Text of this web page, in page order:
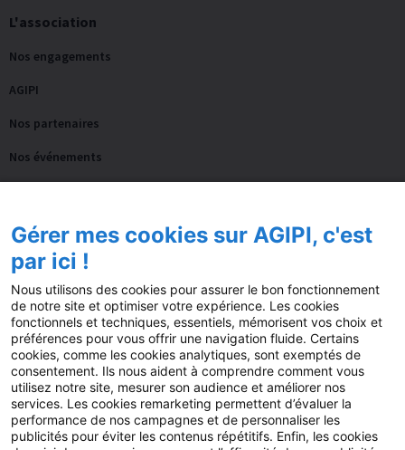
L'association
Nos engagements
AGIPI
Nos partenaires
Nos événements
Actualités
Blog
Guides
Fil AGIPI
L’actu pro de la semaine
Presse
Gérer mes cookies sur AGIPI, c'est
par ici !
Nous utilisons des cookies pour assurer le bon fonctionnement
de notre site et optimiser votre expérience. Les cookies
fonctionnels et techniques, essentiels, mémorisent vos choix et
préférences pour vous offrir une navigation fluide. Certains
cookies, comme les cookies analytiques, sont exemptés de
consentement. Ils nous aident à comprendre comment vous
utilisez notre site, mesurer son audience et améliorer nos
services. Les cookies remarketing permettent d’évaluer la
performance de nos campagnes et de personnaliser les
publicités pour éviter les contenus répétitifs. Enfin, les cookies